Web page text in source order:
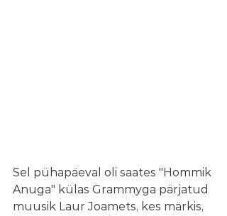
Sel pühapäeval oli saates "Hommik
Anuga" külas Grammyga pärjatud
muusik Laur Joamets, kes märkis,